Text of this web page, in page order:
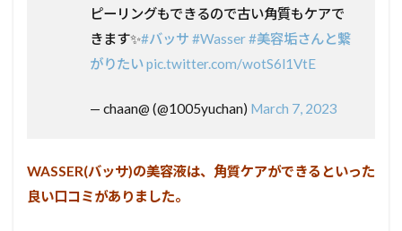
ピーリングもできるので古い角質もケアで
きます✨#バッサ #Wasser#美容垢さんと繋
がりたいpic.twitter.com/wotS6l1VtE
— chaan@ (@1005yuchan) March 7, 2023
WASSER(バッサ)の美容液は、角質ケアができるといった
良い口コミがありました。